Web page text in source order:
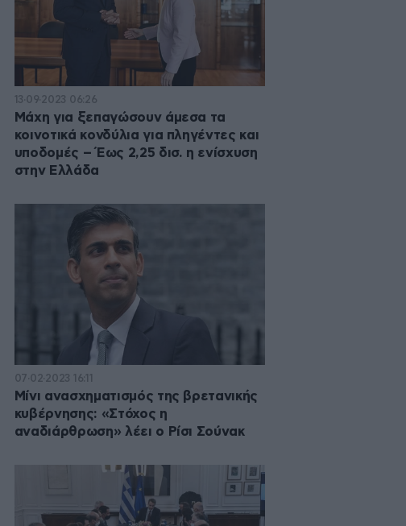
13·09·2023 06:26
Μάχη για ξεπαγώσουν άμεσα τα
κοινοτικά κονδύλια για πληγέντες και
υποδομές – Έως 2,25 δισ. η ενίσχυση
στην Ελλάδα
07·02·2023 16:11
Μίνι ανασχηματισμός της βρετανικής
κυβέρνησης: «Στόχος η
αναδιάρθρωση» λέει ο Ρίσι Σούνακ